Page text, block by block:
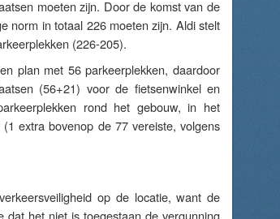
moeten zijn. Door de komst van de
norm in totaal 226 moeten zijn. Aldi stelt
(226-205).
plan met 56 parkeerplekken, daardoor
(56+21) voor de fietsenwinkel en
rond het gebouw, in het
extra bovenop de 77 vereiste, volgens
op de locatie, want de
het niet is toegestaan de vergunning